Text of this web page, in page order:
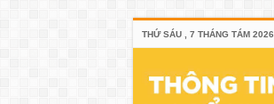
THỨ SÁU , 7 THÁNG TÁM 2026